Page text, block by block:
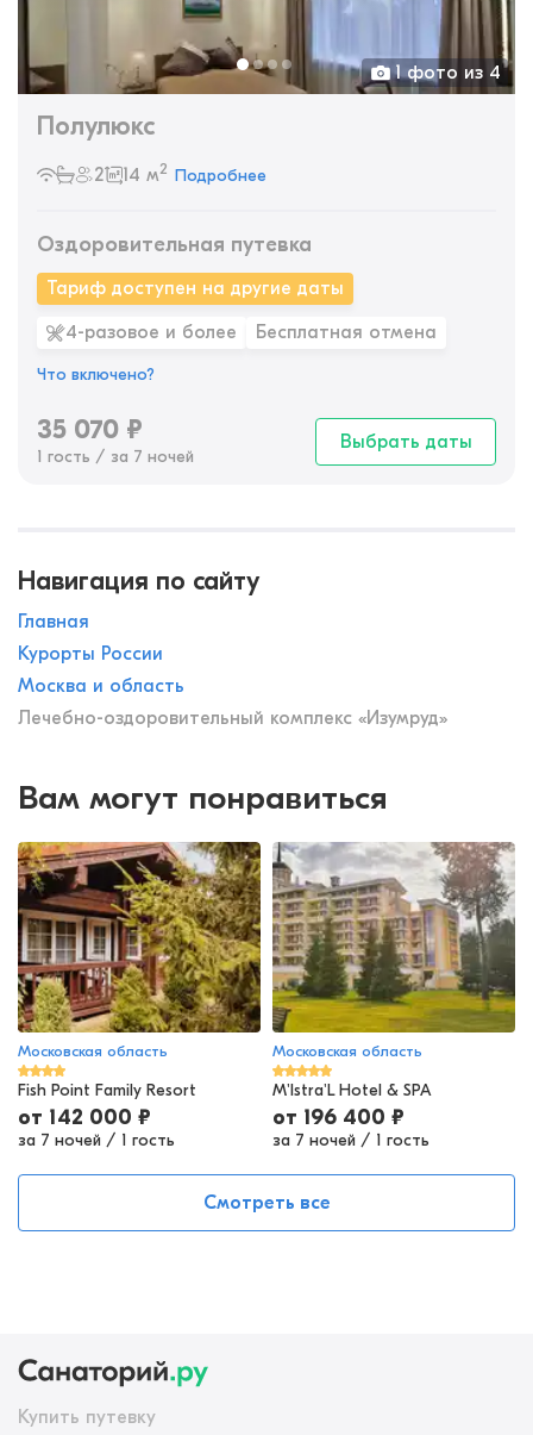
1 фото из 4
Полулюкс
2 14 м2 Подробнее
Оздоровительная путевка
Тариф доступен на другие даты
4-разовое и более Бесплатная отмена
Что включено?
35 070 ₽
1 гость / за 7 ночей
Выбрать даты
Навигация по сайту
Главная
Курорты России
Москва и область
Лечебно-оздоровительный комплекс «Изумруд»
Вам могут понравиться
Московская область
Fish Point Family Resort
от 142 000 ₽
за 7 ночей / 1 гость
Московская область
M'Istra'L Hotel & SPA
от 196 400 ₽
за 7 ночей / 1 гость
Смотреть все
Купить путевку